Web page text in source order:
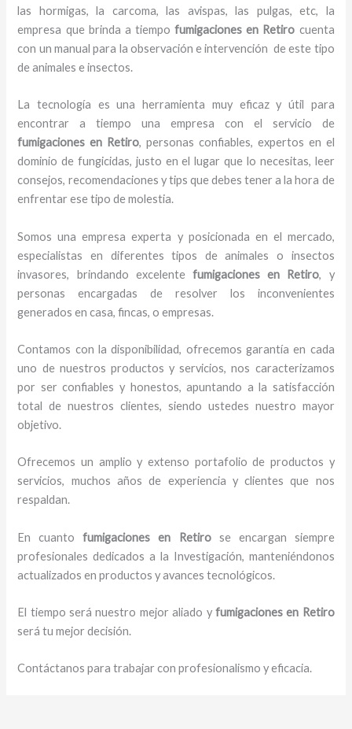
las hormigas, la carcoma, las avispas, las pulgas, etc, la
empresa que brinda a tiempofumigaciones en Retiro cuenta
con un manual para la observación e intervención de este tipo
de animales e insectos.
La tecnología es una herramienta muy eficaz y útil para
encontrar a tiempo una empresa con el servicio de
fumigaciones en Retiro, personas confiables, expertos en el
dominio de fungicidas, justo en el lugar que lo necesitas, leer
consejos, recomendaciones y tips que debes tener a la hora de
enfrentar ese tipo de molestia.
Somos una empresa experta y posicionada en el mercado,
especialistas en diferentes tipos de animales o insectos
invasores, brindando excelente fumigaciones en Retiro, y
personas encargadas de resolver los inconvenientes
generados en casa, fincas, o empresas.
Contamos con la disponibilidad, ofrecemos garantía en cada
uno de nuestros productos y servicios, nos caracterizamos
por ser confiables y honestos, apuntando a la satisfacción
total de nuestros clientes, siendo ustedes nuestro mayor
objetivo.
Ofrecemos un amplio y extenso portafolio de productos y
servicios, muchos años de experiencia y clientes que nos
respaldan.
En cuantofumigaciones en Retiro se encargan siempre
profesionales dedicados a la Investigación, manteniéndonos
actualizados en productos y avances tecnológicos.
El tiempo será nuestro mejor aliado y fumigacionesen Retiro
será tu mejor decisión.
Contáctanos para trabajar con profesionalismo y eficacia.